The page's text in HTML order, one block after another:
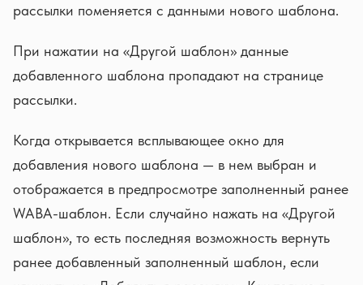
рассылки поменяется с данными нового шаблона.
При нажатии на «Другой шаблон» данные
добавленного шаблона пропадают на странице
рассылки.
Когда открывается всплывающее окно для
добавления нового шаблона — в нем выбран и
отображается в предпросмотре заполненный ранее
WABA-шаблон. Если случайно нажать на «Другой
шаблон», то есть последняя возможность вернуть
ранее добавленный заполненный шаблон, если